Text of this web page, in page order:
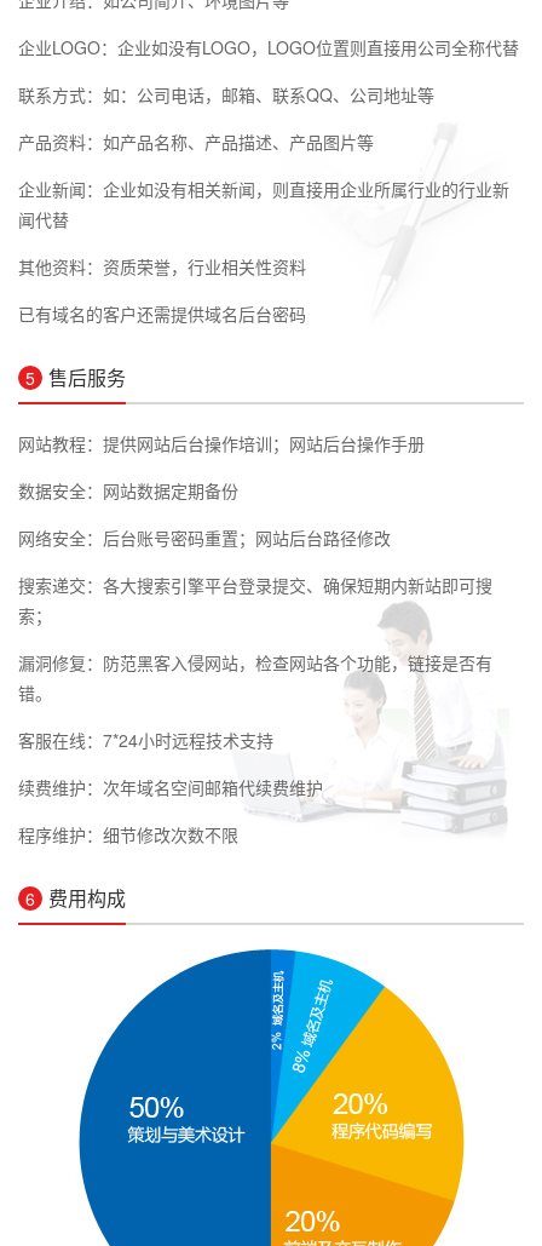
企业LOGO：企业如没有LOGO，LOGO位置则直接用公司全称代替
联系方式：如：公司电话，邮箱、联系QQ、公司地址等
产品资料：如产品名称、产品描述、产品图片等
企业新闻：企业如没有相关新闻，则直接用企业所属行业的行业新
闻代替
其他资料：资质荣誉，行业相关性资料
已有域名的客户还需提供域名后台密码
5 售后服务
网站教程：提供网站后台操作培训；网站后台操作手册
数据安全：网站数据定期备份
网络安全：后台账号密码重置；网站后台路径修改
搜索递交：各大搜索引擎平台登录提交、确保短期内新站即可搜
索；
漏洞修复：防范黑客入侵网站，检查网站各个功能，链接是否有
错。
客服在线：7*24小时远程技术支持
续费维护：次年域名空间邮箱代续费维护
程序维护：细节修改次数不限
6 费用构成